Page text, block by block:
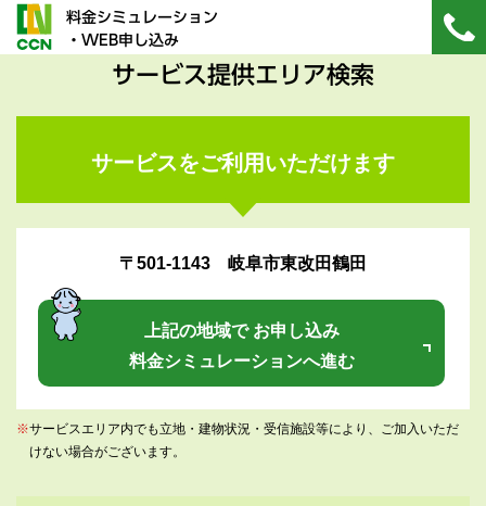
料金シミュレーション
・WEB申し込み
サービス提供エリア検索
サービスをご利用いただけます
〒501-1143 岐阜市東改田鶴田
上記の地域で お申し込み
料金シミュレーションへ進む
※サービスエリア内でも立地・建物状況・受信施設等により、ご加入いただ
けない場合がございます。